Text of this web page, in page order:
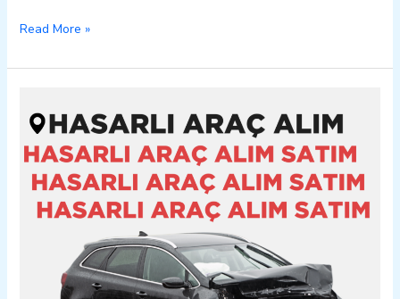
Read More »
Hasarlı
Kazalı
Pert
Araç
Alım
Satım
05362400316